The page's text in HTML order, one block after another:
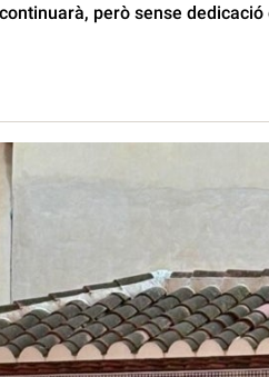
però sense dedicació